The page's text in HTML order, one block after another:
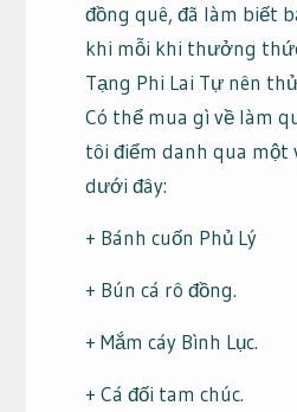
đồng quê, đã làm biết
khi mỗi khi thưởng
Tạng Phi Lai Tự nên
Có thể mua gì về làm
tôi điểm danh qua
dưới đây:
+ Bánh cuốn Phủ Lý
+ Bún cá rô đồng.
+ Mắm cáy Bình Lục.
+ Cá đối tam chúc.